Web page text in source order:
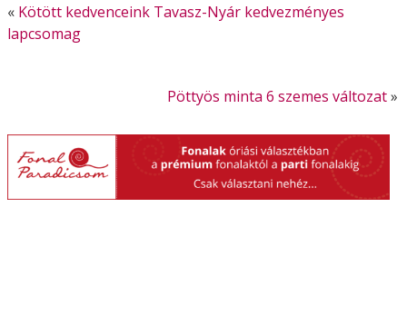
« Kötött kedvenceink Tavasz-Nyár kedvezményes
lapcsomag
Pöttyös minta 6 szemes változat»